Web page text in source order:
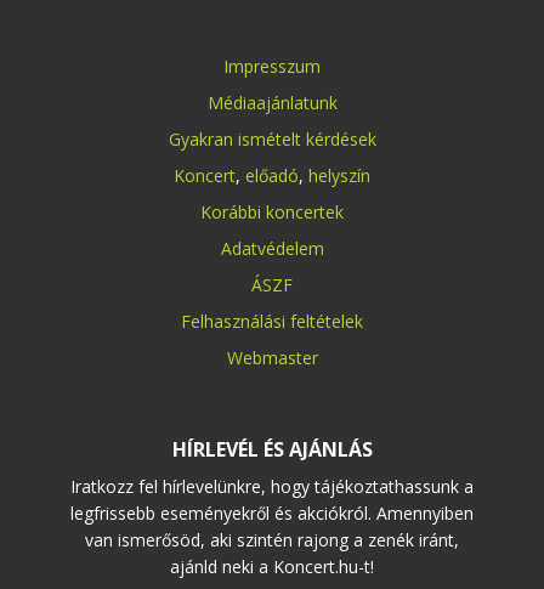
Impresszum
Médiaajánlatunk
Gyakran ismételt kérdések
Koncert, előadó, helyszín
Korábbi koncertek
Adatvédelem
ÁSZF
Felhasználási feltételek
Webmaster
HÍRLEVÉL ÉS AJÁNLÁS
Iratkozz fel hírlevelünkre, hogy tájékoztathassunk a
legfrissebb eseményekről és akciókról. Amennyiben
van ismerősöd, aki szintén rajong a zenék iránt,
ajánld neki a Koncert.hu-t!